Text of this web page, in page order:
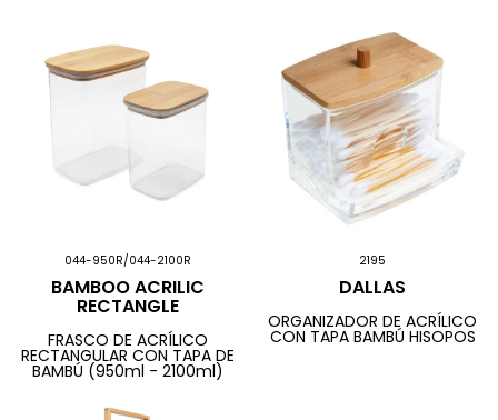
044-950R/044-2100R
BAMBOO ACRILIC
RECTANGLE
FRASCO DE ACRÍLICO
RECTANGULAR CON TAPA DE
BAMBÚ (950ml - 2100ml)
2195
DALLAS
ORGANIZADOR DE ACRÍLICO
CON TAPA BAMBÚ HISOPOS